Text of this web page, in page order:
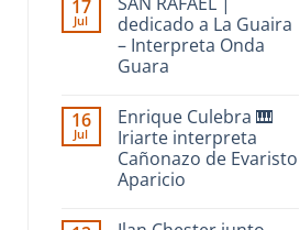
17
Jul
dedicado a La Guaira
– Interpreta Onda
Guara
comentarios
en
SAN
RAFAEL
|
dedicado
16
Jul
Enrique Culebra 🎹
Iriarte interpreta
Cañonazo de Evaristo
Aparicio